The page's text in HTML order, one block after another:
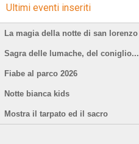
Ultimi eventi inseriti
La magia della notte di san lorenzo
Sagra delle lumache, del coniglio...
Fiabe al parco 2026
Notte bianca kids
Mostra il tarpato ed il sacro